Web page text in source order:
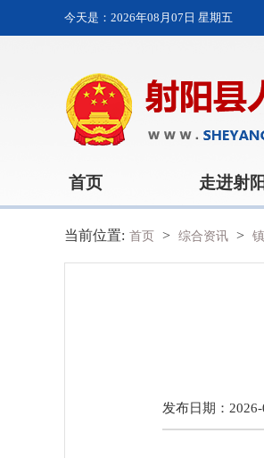
今天是： 2026年08月07日 星期五
首页 走进射阳
当前位置: 首页 > 综合资讯 >
发布日期：